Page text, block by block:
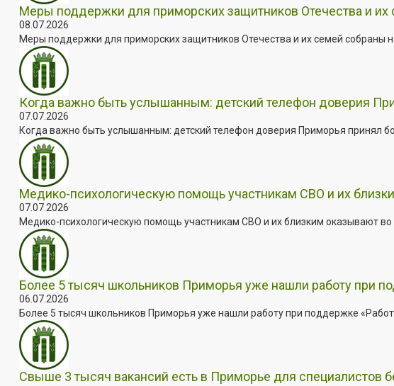
Меры поддержки для приморских защитников Отечества и их
08.07.2026
Меры поддержки для приморских защитников Отечества и их семей собраны
Когда важно быть услышанным: детский телефон доверия
07.07.2026
Когда важно быть услышанным: детский телефон доверия Приморья принял
Медико-психологическую помощь участникам СВО и их
07.07.2026
Медико-психологическую помощь участникам СВО и их близким оказывают
Более 5 тысяч школьников Приморья уже нашли работу при
06.07.2026
Более 5 тысяч школьников Приморья уже нашли работу при поддержке
Свыше 3 тысяч вакансий есть в Приморье для специалистов